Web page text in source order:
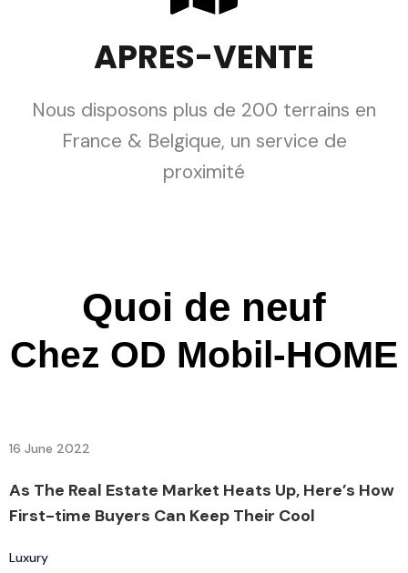
APRES-VENTE
Nous disposons plus de 200 terrains en
France & Belgique, un service de
proximité
Quoi de neuf
Chez OD Mobil-HOME
16 June 2022
As The Real Estate Market Heats Up, Here’s How
First-time Buyers Can Keep Their Cool
Luxury